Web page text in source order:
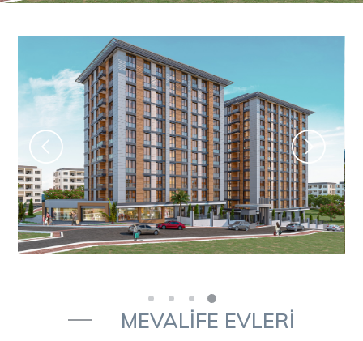
MEVALİFE EVLERİ